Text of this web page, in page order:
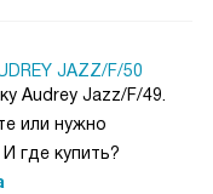
JAZZ/F/50
Audrey Jazz/F/49.
или нужно
где купить?